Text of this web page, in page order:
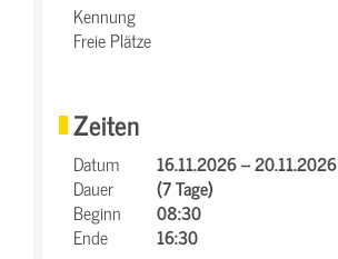
Kennung
Freie Plätze
Zeiten
Datum
16.11.2026 – 20.11.2026
Dauer
(7 Tage)
Beginn
08:30
Ende
16:30